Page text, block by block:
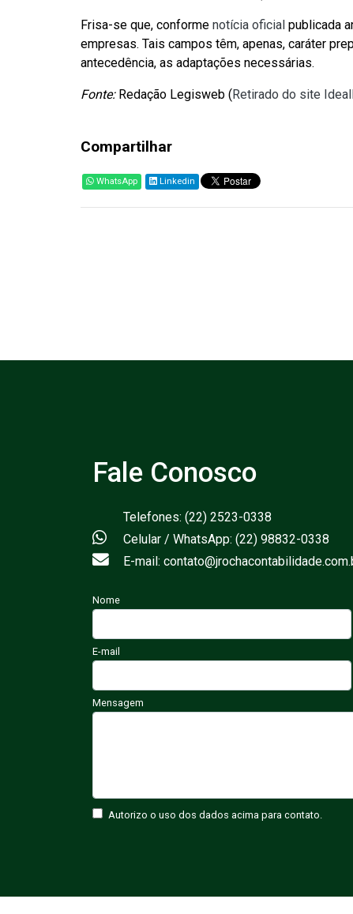
Frisa-se que, conforme notícia oficial publicada
empresas. Tais campos têm, apenas, caráter
antecedência, as adaptações necessárias.
Fonte:Redação Legisweb (Retirado do site
Compartilhar
WhatsApp Linkedin
Fale Conosco
Telefones: (22) 2523-0338
Celular / WhatsApp: (22) 98832-0338
E-mail:
Nome
E-mail
Mensagem
Autorizo o uso dos dados acima para contato.